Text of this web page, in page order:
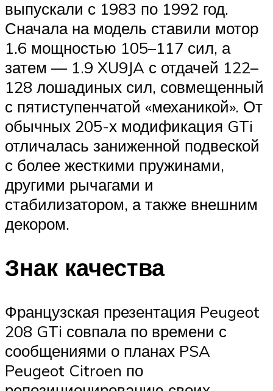
выпускали с 1983 по 1992 год.
Сначала на модель ставили мотор
1.6 мощностью 105–117 сил, а
затем — 1.9 XU9JA с отдачей 122–
128 лошадиных сил, совмещенный
с пятиступенчатой «механикой». От
обычных 205-х модификация GTi
отличалась заниженной подвеской
с более жесткими пружинами,
другими рычагами и
стабилизатором, а также внешним
декором.
Знак качества
Французская презентация Peugeot
208 GTi совпала по времени с
сообщениями о планах PSA
Peugeot Citroen по